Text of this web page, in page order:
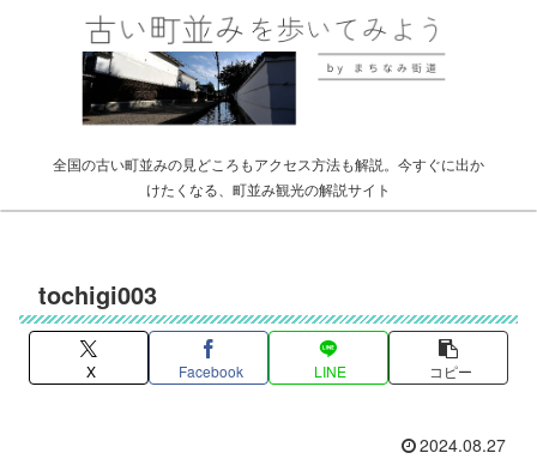
全国の古い町並みの見どころもアクセス方法も解説。今すぐに出か
けたくなる、町並み観光の解説サイト
tochigi003
X Facebook LINE コピー
2024.08.27